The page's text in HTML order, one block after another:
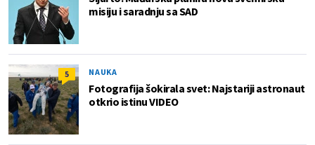
misiju i saradnju sa SAD
5 NAUKA
Fotografija šokirala svet: Najstariji astronaut
otkrio istinu VIDEO